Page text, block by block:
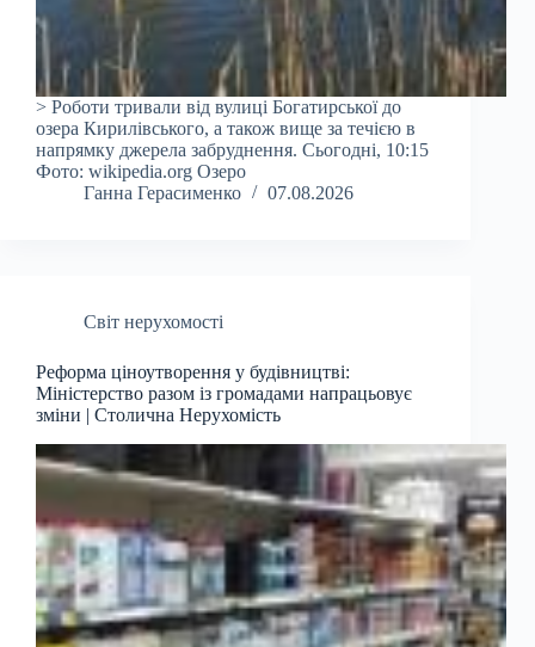
> Роботи тривали від вулиці Богатирської до
озера Кирилівського, а також вище за течією в
напрямку джерела забруднення. Сьогодні, 10:15
Фото: wikipedia.org Озеро
Ганна Герасименко
07.08.2026
Світ нерухомості
Реформа ціноутворення у будівництві:
Міністерство разом із громадами напрацьовує
зміни | Столична Нерухомість